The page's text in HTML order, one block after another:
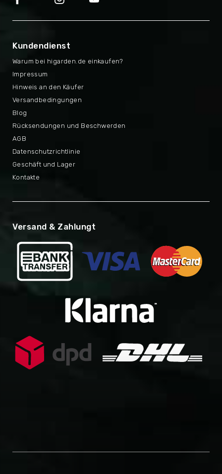
Kundendienst
Warum bei higarden.de einkaufen?
Rücksendungen und Beschwerden
Impressum
AGB
Hinweis an den Käufer
Datenschutzrichtlinie
Versandbedingungen
Geschäft und Lager
Blog
Kontakte
Versand & Zahlungt